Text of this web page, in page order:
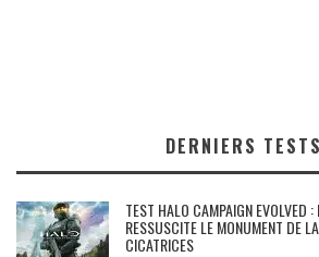
DERNIERS TESTS
TEST HALO CAMPAIGN EVOLVED :
RESSUSCITE LE MONUMENT DE
CICATRICES